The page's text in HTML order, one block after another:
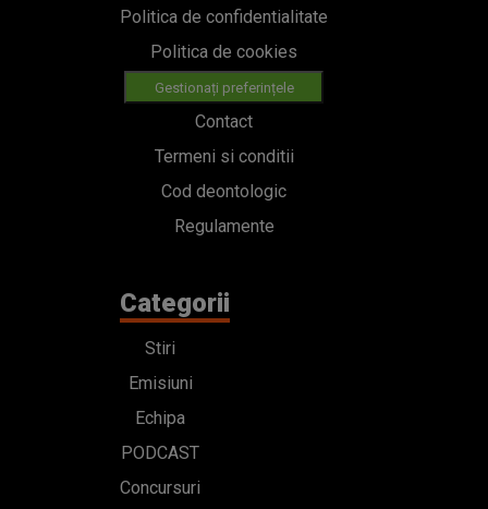
Politica de confidentialitate
Politica de cookies
Gestionați preferințele
Contact
Termeni si conditii
Cod deontologic
Regulamente
Categorii
Stiri
Emisiuni
Echipa
PODCAST
Concursuri